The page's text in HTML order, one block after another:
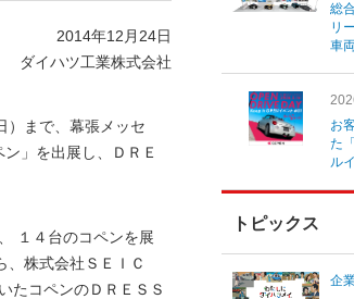
2014年12月24日
ダイハツ工業株式会社
）まで、幕張メッセ
」を出展し、ＤＲＥ
１４台のコペンを展
、株式会社ＳＥＩＣ
たコペンのＤＲＥＳＳ
総
リ
車
お
た
ル
トピックス
企